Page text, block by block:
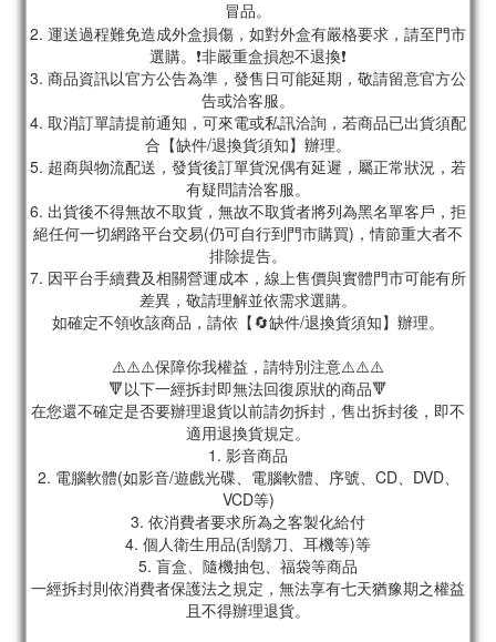
冒品。
2. 運送過程難免造成外盒損傷，如對外盒有嚴格要求，請至門市
選購。❗非嚴重盒損恕不退換❗
3. 商品資訊以官方公告為準，發售日可能延期，敬請留意官方公
告或洽客服。
4. 取消訂單請提前通知，可來電或私訊洽詢，若商品已出貨須配
合【缺件/退換貨須知】辦理。
5. 超商與物流配送，發貨後訂單貨況偶有延遲，屬正常狀況，若
有疑問請洽客服。
6. 出貨後不得無故不取貨，無故不取貨者將列為黑名單客戶，拒
絕任何一切網路平台交易(仍可自行到門市購買)，情節重大者不
排除提告。
7. 因平台手續費及相關營運成本，線上售價與實體門市可能有所
差異，敬請理解並依需求選購。
如確定不領收該商品，請依【🔄缺件/退換貨須知】辦理。
⚠️⚠️⚠️保障你我權益，請特別注意⚠️⚠️⚠️
🔻以下一經拆封即無法回復原狀的商品🔻
在您還不確定是否要辦理退貨以前請勿拆封，售出拆封後，即不
適用退換貨規定。
1. 影音商品
2. 電腦軟體(如影音/遊戲光碟、電腦軟體、序號、CD、DVD、
VCD等)
3. 依消費者要求所為之客製化給付
4. 個人衛生用品(刮鬍刀、耳機等)等
5. 盲盒、隨機抽包、福袋等商品
一經拆封則依消費者保護法之規定，無法享有七天猶豫期之權益
且不得辦理退貨。